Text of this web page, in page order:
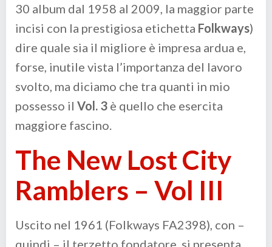
30 album dal 1958 al 2009, la maggior parte
incisi con la prestigiosa etichetta Folkways)
dire quale sia il migliore è impresa ardua e,
forse, inutile vista l’importanza del lavoro
svolto, ma diciamo che tra quanti in mio
possesso il Vol. 3 è quello che esercita
maggiore fascino.
The New Lost City
Ramblers – Vol III
Uscito nel 1961 (Folkways FA2398), con –
quindi – il terzetto fondatore, si presenta